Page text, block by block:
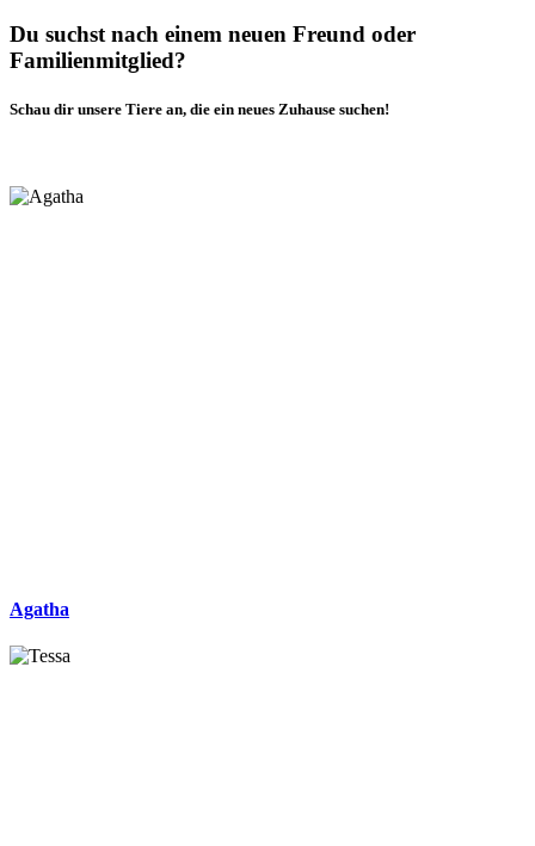
Du suchst nach einem neuen Freund oder
Familienmitglied?
Schau dir unsere Tiere an, die ein neues Zuhause suchen!
Agatha